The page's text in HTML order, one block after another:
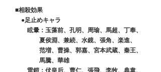
■相殺効果
●足止めキャラ
眩暈：玉藻前、孔明、周瑜、馬超、丁奉、
夏侯淵、兼続、水鏡、張角、楽進、
范増、曹操、郭嘉、宮本武蔵、秦王、
馬騰、華雄